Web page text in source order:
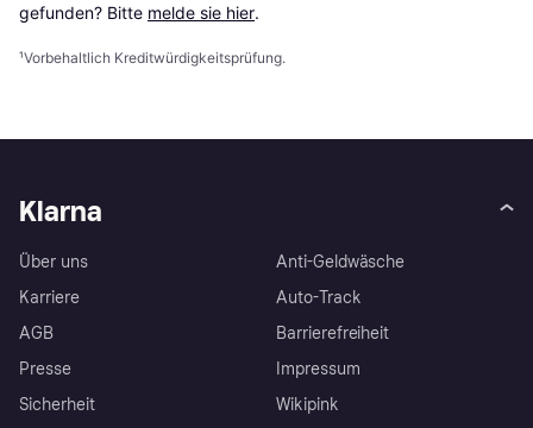
gefunden? Bitte melde sie hier.
¹Vorbehaltlich Kreditwürdigkeitsprüfung.
Klarna
Über uns
Karriere
AGB
Presse
Sicherheit
Anti-Geldwäsche
Auto-Track
Barrierefreiheit
Impressum
Wikipink